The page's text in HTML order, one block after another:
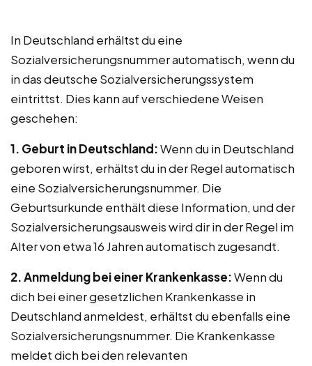
In Deutschland erhältst du eine
Sozialversicherungsnummer automatisch, wenn du
in das deutsche Sozialversicherungssystem
eintrittst. Dies kann auf verschiedene Weisen
geschehen:
1. Geburt in Deutschland:Wenn du in Deutschland
geboren wirst, erhältst du in der Regel automatisch
eine Sozialversicherungsnummer. Die
Geburtsurkunde enthält diese Information, und der
Sozialversicherungsausweis wird dir in der Regel im
Alter von etwa 16 Jahren automatisch zugesandt.
2. Anmeldung bei einer Krankenkasse:Wenn du
dich bei einer gesetzlichen Krankenkasse in
Deutschland anmeldest, erhältst du ebenfalls eine
Sozialversicherungsnummer. Die Krankenkasse
meldet dich bei den relevanten